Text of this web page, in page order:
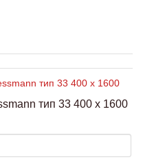
тип 33 400 x 1600